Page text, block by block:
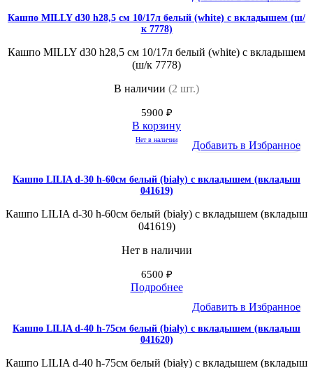
Кашпо MILLY d30 h28,5 см 10/17л белый (white) с вкладышем (ш/
к 7778)
Кашпо MILLY d30 h28,5 см 10/17л белый (white) с вкладышем
(ш/к 7778)
В наличии (2 шт.)
5900 ₽
В корзину
Нет в наличии Добавить в Избранное
Кашпо LILIA d-30 h-60см белый (biały) с вкладышем (вкладыш
041619)
Кашпо LILIA d-30 h-60см белый (biały) с вкладышем (вкладыш
041619)
Нет в наличии
6500 ₽
Подробнее
Добавить в Избранное
Кашпо LILIA d-40 h-75см белый (biały) с вкладышем (вкладыш
041620)
Кашпо LILIA d-40 h-75см белый (biały) с вкладышем (вкладыш